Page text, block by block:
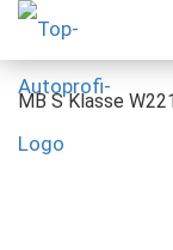
MB S Klasse